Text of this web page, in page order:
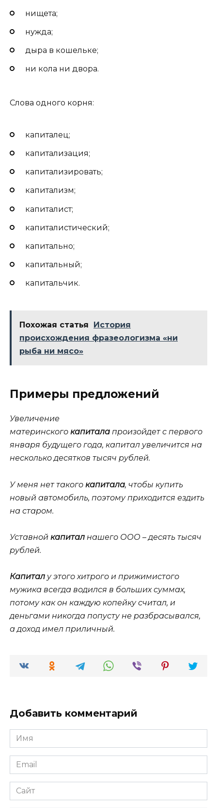
нищета;
нужда;
дыра в кошельке;
ни кола ни двора.
Слова одного корня:
капиталец;
капитализация;
капитализировать;
капитализм;
капиталист;
капиталистический;
капитально;
капитальный;
капитальчик.
Похожая статья
История
происхождения фразеологизма «ни
рыба ни мясо»
Примеры предложений
Увеличение
материнского капитала произойдет с первого
января будущего года, капитал увеличится на
несколько десятков тысяч рублей.
У меня нет такого капитала, чтобы купить
новый автомобиль, поэтому приходится ездить
на старом.
Уставной капитал нашего ООО – десять тысяч
рублей.
Капитал у этого хитрого и прижимистого
мужика всегда водился в больших суммах,
потому как он каждую копейку считал, и
деньгами никогда попусту не разбрасывался,
а доход имел приличный.
Добавить комментарий
Имя
*
Email
*
Сайт